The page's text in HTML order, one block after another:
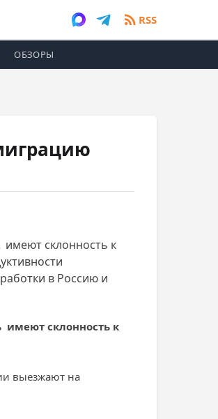
RSS
ОБЗОРЫ
имеют склонность к
в Россию и
имеют склонность к
выезжают на